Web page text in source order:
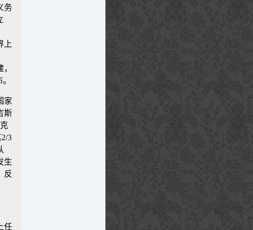
务
上
，
。
家
斯
3
生
反
任